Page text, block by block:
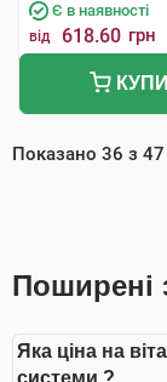
Є в наявності
від 618.60 грн
Показано 36 з 47
Поширені
Яка ціна на
системи ?